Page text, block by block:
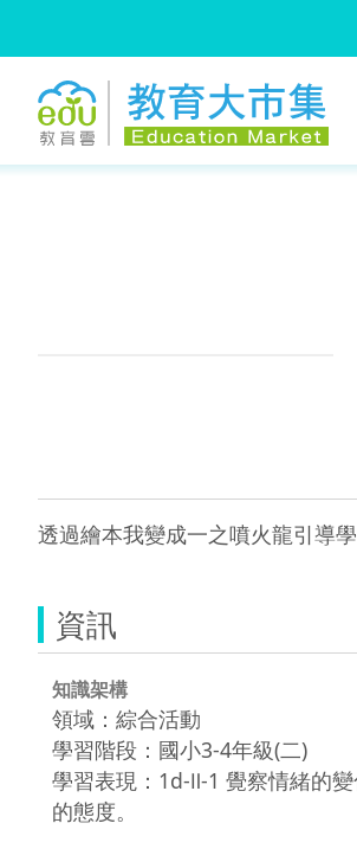
透過繪本我變成一之噴火龍引導
資訊
知識架構
領域：綜合活動
學習階段：國小3-4年級(二)
學習表現：1d-Ⅱ-1 覺察情緒的
的態度。